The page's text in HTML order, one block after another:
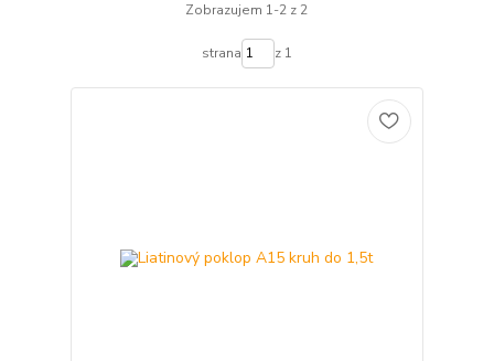
Zobrazujem 1-2 z 2
strana z 1